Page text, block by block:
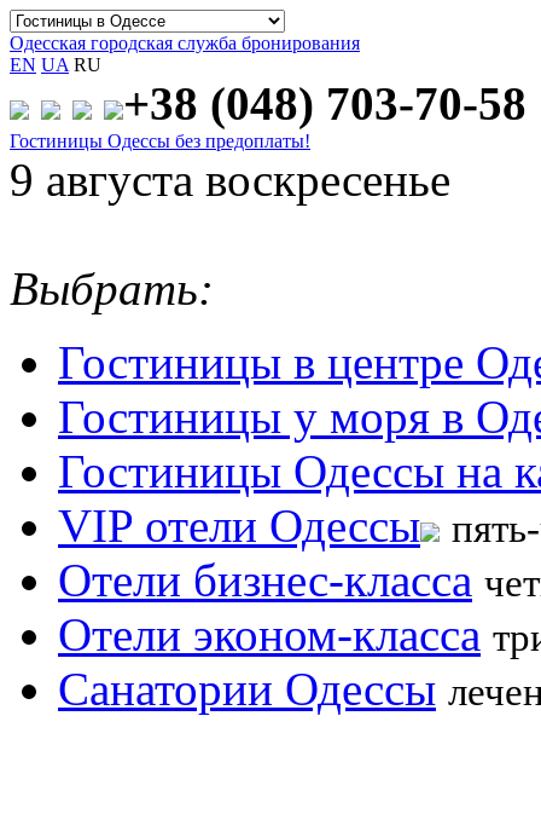
Одесская городская служба бронирования
EN UA RU
+38 (048) 703-70-58
Гостиницы Одессы без предоплаты!
9 августа воскресенье
Выбрать:
Гостиницы в центре
Гостиницы у моря в
Гостиницы Одессы на
VIP отели Одессы
Отели бизнес-класса
Отели эконом-класса
Санатории Одессы